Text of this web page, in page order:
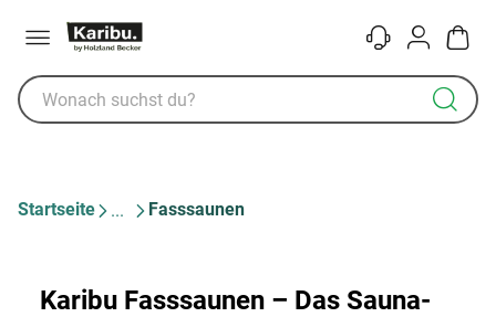
KontaktKonto
Startseite Fasssaunen
Karibu Fasssaunen – Das Sauna-